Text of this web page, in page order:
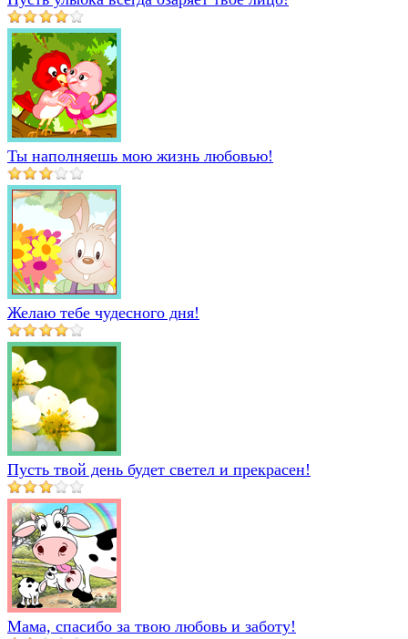
Ты наполняешь мою жизнь любовью!
Желаю тебе чудесного дня!
Пусть твой день будет светел и прекрасен!
Мама, спасибо за твою любовь и заботу!